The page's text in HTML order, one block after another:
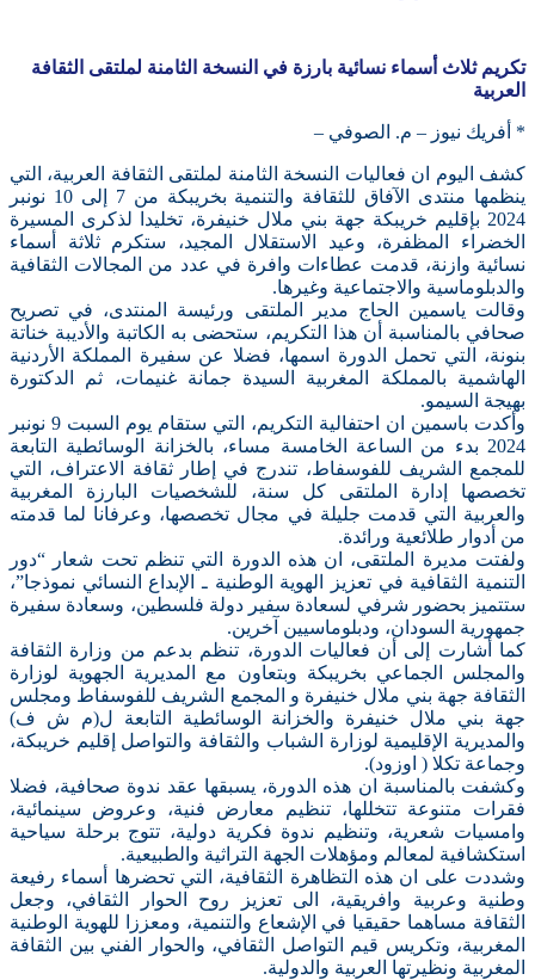
تكريم ثلاث أسماء نسائية بارزة في النسخة الثامنة لملتقى الثقافة
العربية
* أفريك نيوز – م. الصوفي –
كشف اليوم ان فعاليات النسخة الثامنة لملتقى الثقافة العربية، التي
ينظمها منتدى الآفاق للثقافة والتنمية بخريبكة من 7 إلى 10 نونبر
2024 بإقليم خريبكة جهة بني ملال خنيفرة، تخليدا لذكرى المسيرة
الخضراء المظفرة، وعيد الاستقلال المجيد، ستكرم ثلاثة أسماء
نسائية وازنة، قدمت عطاءات وافرة في عدد من المجالات الثقافية
والدبلوماسية والاجتماعية وغيرها.
وقالت ياسمين الحاج مدير الملتقى ورئيسة المنتدى، في تصريح
صحافي بالمناسبة أن هذا التكريم، ستحضى به الكاتبة والأديبة خناتة
بنونة، التي تحمل الدورة اسمها، فضلا عن سفيرة المملكة الأردنية
الهاشمية بالمملكة المغربية السيدة جمانة غنيمات، ثم الدكتورة
بهيجة السيمو.
وأكدت باسمين ان احتفالية التكريم، التي ستقام يوم السبت 9 نونبر
2024 بدء من الساعة الخامسة مساء، بالخزانة الوسائطية التابعة
للمجمع الشريف للفوسفاط، تندرج في إطار ثقافة الاعتراف، التي
تخصصها إدارة الملتقى كل سنة، للشخصيات البارزة المغربية
والعربية التي قدمت جليلة في مجال تخصصها، وعرفانا لما قدمته
من أدوار طلائعية ورائدة.
ولفتت مديرة الملتقى، ان هذه الدورة التي تنظم تحت شعار “دور
التنمية الثقافية في تعزيز الهوية الوطنية ـ الإبداع النسائي نموذجا”،
ستتميز بحضور شرفي لسعادة سفير دولة فلسطين، وسعادة سفيرة
جمهورية السودان، ودبلوماسيين آخرين.
كما أشارت إلى أن فعاليات الدورة، تنظم بدعم من وزارة الثقافة
والمجلس الجماعي بخريبكة وبتعاون مع المديرية الجهوية لوزارة
الثقافة جهة بني ملال خنيفرة و المجمع الشريف للفوسفاط ومجلس
جهة بني ملال خنيفرة والخزانة الوسائطية التابعة ل(م ش ف)
والمديرية الإقليمية لوزارة الشباب والثقافة والتواصل إقليم خريبكة،
وجماعة تكلا ( اوزود).
وكشفت بالمناسبة ان هذه الدورة، يسبقها عقد ندوة صحافية، فضلا
فقرات متنوعة تتخللها، تنظيم معارض فنية، وعروض سينمائية،
وامسيات شعرية، وتنظيم ندوة فكرية دولية، تتوج برحلة سياحية
استكشافية لمعالم ومؤهلات الجهة التراثية والطبيعية.
وشددت على ان هذه التظاهرة الثقافية، التي تحضرها أسماء رفيعة
وطنية وعربية وافريقية، الى تعزيز روح الحوار الثقافي، وجعل
الثقافة مساهما حقيقيا في الإشعاع والتنمية، ومعززا للهوية الوطنية
المغربية، وتكريس قيم التواصل الثقافي، والحوار الفني بين الثقافة
المغربية ونظيرتها العربية والدولية.